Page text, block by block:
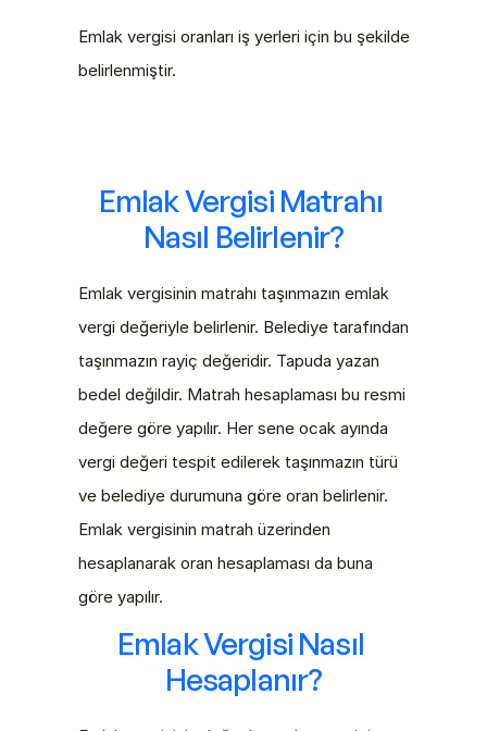
Emlak vergisi oranları iş yerleri için bu şekilde
belirlenmiştir.
Emlak Vergisi Matrahı
Nasıl Belirlenir?
Emlak vergisinin matrahı taşınmazın emlak
vergi değeriyle belirlenir. Belediye tarafından
taşınmazın rayiç değeridir. Tapuda yazan
bedel değildir. Matrah hesaplaması bu resmi
değere göre yapılır. Her sene ocak ayında
vergi değeri tespit edilerek taşınmazın türü
ve belediye durumuna göre oran belirlenir.
Emlak vergisinin matrah üzerinden
hesaplanarak oran hesaplaması da buna
göre yapılır.
Emlak Vergisi Nasıl
Hesaplanır?